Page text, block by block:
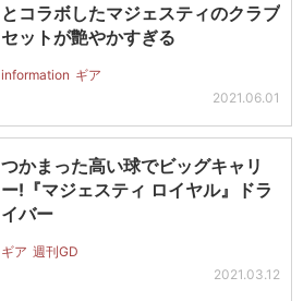
とコラボしたマジェスティのクラブ
セットが艶やかすぎる
information ギア
2021.06.01
つかまった高い球でビッグキャリ
ー!『マジェスティ ロイヤル』ドラ
イバー
ギア 週刊GD
2021.03.12